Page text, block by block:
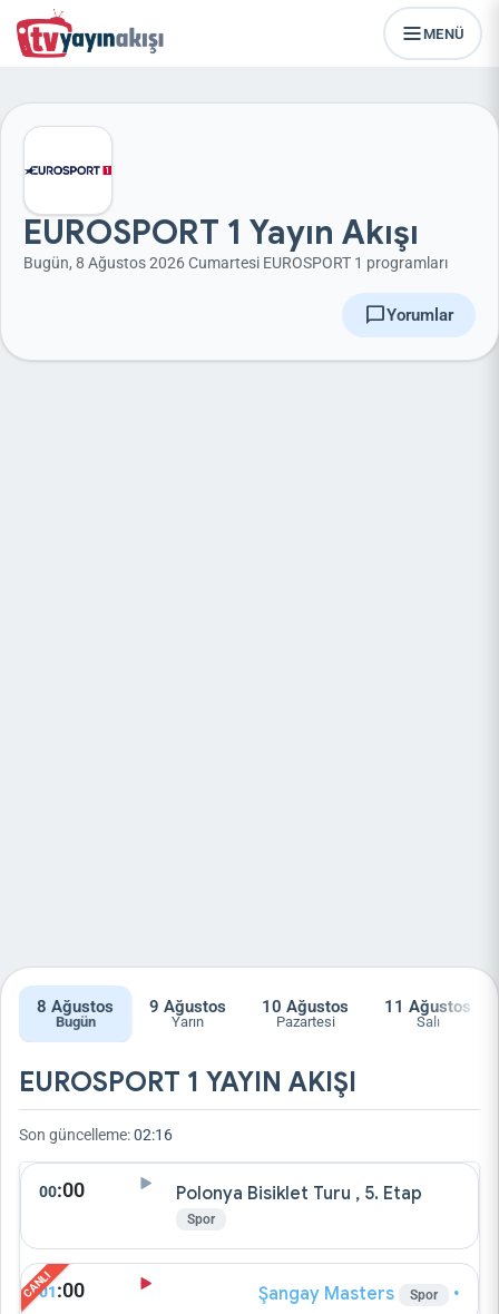
MENÜ
EUROSPORT 1 Yayın Akışı
Bugün, 8 Ağustos 2026 Cumartesi EUROSPORT 1 programları
chat_bubbleYorumlar
8 Ağustos
Bugün
9 Ağustos
Yarın
10 Ağustos
Pazartesi
11 Ağustos
Salı
EUROSPORT 1 YAYIN AKIŞI
Son güncelleme:02:16
00:00 Polonya Bisiklet Turu , 5. Etap
Spor
01:00 Şangay Masters Spor •